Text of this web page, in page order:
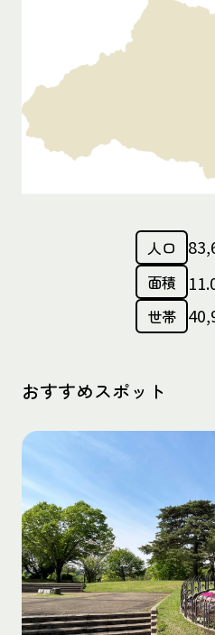
人口
面積
世帯
おすすめスポット